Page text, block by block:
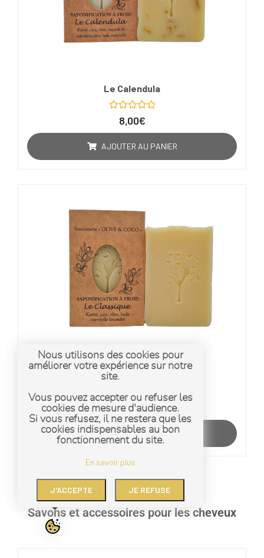
Nous utilisons des cookies pour
améliorer votre expérience sur notre
site.
Vous pouvez accepter ou refuser les
cookies de mesure d'audience.
Si vous refusez, il ne restera que les
cookies indispensables au bon
fonctionnement du site.
En savoir plus
J'ACCEPTE JE REFUSE
Le Calendula
Note
sur
5
8,00€
AJOUTER AU PANIER
Le Classique
Note
0
sur
5
8,00€
AJOUTER AU PANIER
Savons et accessoires pour les cheveux